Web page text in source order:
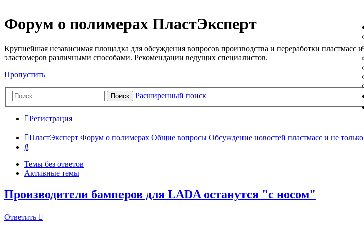
Форум о полимерах ПластЭксперт
Крупнейшая независимая площадка для обсуждения вопросов производства и переработки пластмасс и
эластомеров различными способами. Рекомендации ведущих специалистов.
Пропустить
Поиск Расширенный поиск
Регистрация
ПластЭксперт Форум о полимерах Общие вопросы Обсуждение новостей пластмасс и не только
Поиск
Темы без ответов
Активные темы
Производители бамперов для LADA останутся "с носом"
Ответить